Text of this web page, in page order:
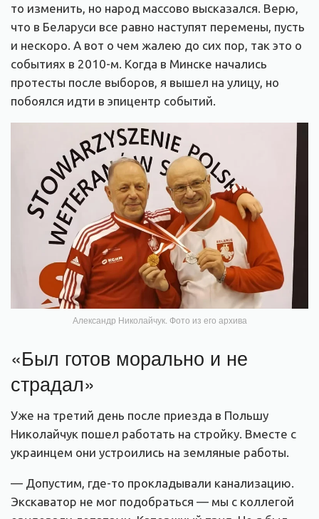
то изменить, но народ массово высказался. Верю,
что в Беларуси все равно наступят перемены, пусть
и нескоро. А вот о чем жалею до сих пор, так это о
событиях в 2010-м. Когда в Минске начались
протесты после выборов, я вышел на улицу, но
побоялся идти в эпицентр событий.
Александр Николайчук. Фото из его архива
«Был готов морально и не
страдал»
Уже на третий день после приезда в Польшу
Николайчук пошел работать на стройку. Вместе с
украинцем они устроились на земляные работы.
— Допустим, где-то прокладывали канализацию.
Экскаватор не мог подобраться — мы с коллегой